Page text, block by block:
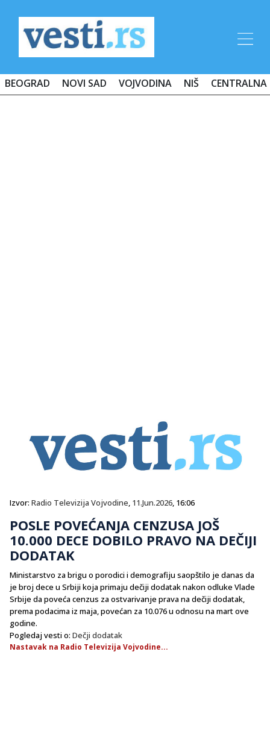
BEOGRAD NOVI SAD VOJVODINA NIŠ CENTRALNA
Izvor: Radio Televizija Vojvodine, 11.Jun.2026, 16:06
POSLE POVEĆANJA CENZUSA JOŠ
10.000 DECE DOBILO PRAVO NA DEČIJI
DODATAK
Ministarstvo za brigu o porodici i demografiju saopštilo je danas da
je broj dece u Srbiji koja primaju dečiji dodatak nakon odluke Vlade
Srbije da poveća cenzus za ostvarivanje prava na dečiji dodatak,
prema podacima iz maja, povećan za 10.076 u odnosu na mart ove
godine.
Pogledaj vesti o: Dečji dodatak
Nastavak na Radio Televizija Vojvodine...